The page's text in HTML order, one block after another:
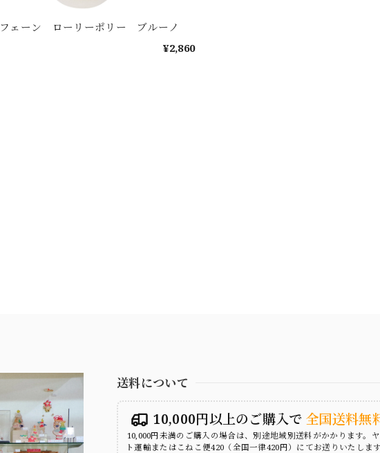
フェーン ローリーポリー ブルーノ
¥2,860
送料について
10,000円以上のご購入で 全国送料無
10,000円未満のご購入の場合は、別途地域別送料がかかります。
ト運輸またはこねこ便420（全国一律420円）にてお送りいたします